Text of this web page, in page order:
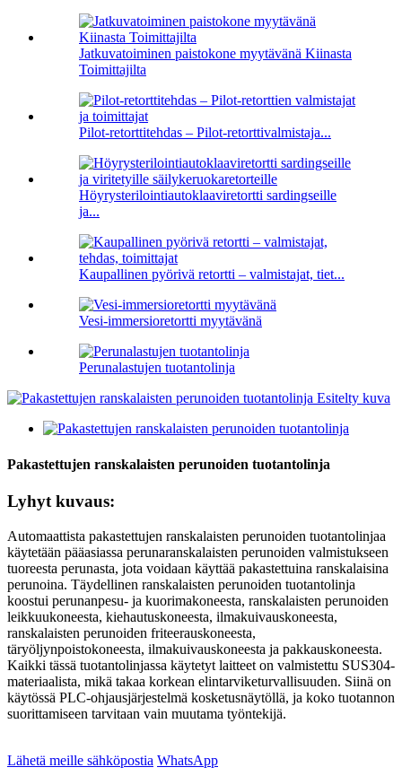
Jatkuvatoiminen paistokone myytävänä Kiinasta
Toimittajilta
Pilot-retorttitehdas – Pilot-retorttivalmistaja...
Höyrysterilointiautoklaaviretortti sardingseille
ja...
Kaupallinen pyörivä retortti – valmistajat, tiet...
Vesi-immersioretortti myytävänä
Perunalastujen tuotantolinja
Pakastettujen ranskalaisten perunoiden tuotantolinja
Lyhyt kuvaus:
Automaattista pakastettujen ranskalaisten perunoiden tuotantolinjaa
käytetään pääasiassa perunaranskalaisten perunoiden valmistukseen
tuoreesta perunasta, jota voidaan käyttää pakastettuina ranskalaisina
perunoina. Täydellinen ranskalaisten perunoiden tuotantolinja
koostui perunanpesu- ja kuorimakoneesta, ranskalaisten perunoiden
leikkuukoneesta, kiehautuskoneesta, ilmakuivauskoneesta,
ranskalaisten perunoiden friteerauskoneesta,
täryöljynpoistokoneesta, ilmakuivauskoneesta ja pakkauskoneesta.
Kaikki tässä tuotantolinjassa käytetyt laitteet on valmistettu SUS304-
materiaalista, mikä takaa korkean elintarviketurvallisuuden. Siinä on
käytössä PLC-ohjausjärjestelmä kosketusnäytöllä, ja koko tuotannon
suorittamiseen tarvitaan vain muutama työntekijä.
Lähetä meille sähköpostia WhatsApp